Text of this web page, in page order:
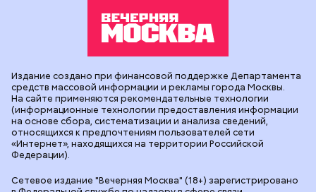
Сетевое издание "Вечерняя Москва" (18+) зарегистрировано
Издание создано при финансовой поддержке Департамента
средств массовой информации и рекламы города Москвы.
На сайте применяются рекомендательные технологии
(информационные технологии предоставления информации
на основе сбора, систематизации и анализа сведений,
относящихся к предпочтениям пользователей сети
«Интернет», находящихся на территории Российской
Федерации).